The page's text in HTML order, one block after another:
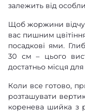
залежить від
Щоб жоржини
вас пишним
посадкові ями.
30 см – цього
достатньо місця
Коли все готово,
розташувати
коренева шийка з